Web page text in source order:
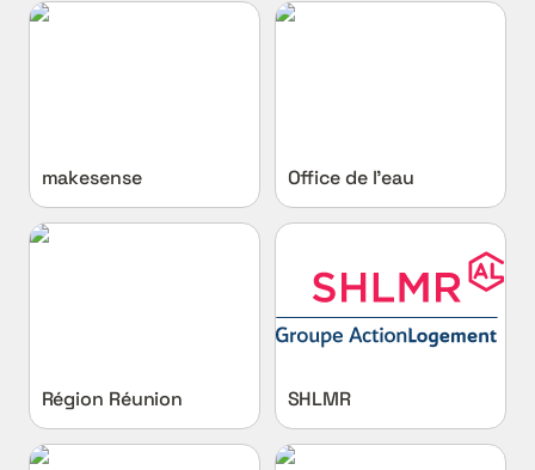
makesense
makesense
Office de l’eau
Office de l’eau
Région Réunion
Région Réunion
SHLMR
SHLMR
Territoire de l’Ouest Ville de Saint-Denis